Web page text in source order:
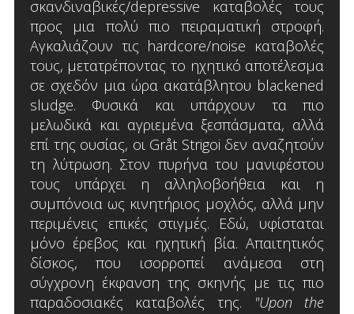
σκανδιναβικές/depressive καταβολές τους
προς μια πολύ πιο πειραματική στροφή.
Αγκαλιάζουν τις hardcore/noise καταβολές
τους, μετατρέποντας το ηχητικό αποτέλεσμα
σε σχεδόν μια ώρα ακατάβλητου blackened
sludge. Φυσικά και υπάρχουν τα πιο
μελωδικά και αγριεμένα ξεσπάσματα, αλλά
επί της ουσίας, οι Gråt Strigoi δεν αναζητούν
τη λύτρωση. Στον πυρήνα του μανιφέστου
τους υπάρχει η αλληλοβοήθεια και η
συμπόνοια ως κινητήριος μοχλός, αλλά μην
περιμένεις επικές στιγμές. Εδώ, υφίσταται
μόνο έρεβος και ηχητική βία. Απαιτητικός
δίσκος, που ισορροπεί ανάμεσα στη
σύγχρονη έκφανση της σκηνής με τις πιο
παραδοσιακές καταβολές της.
"Upon the